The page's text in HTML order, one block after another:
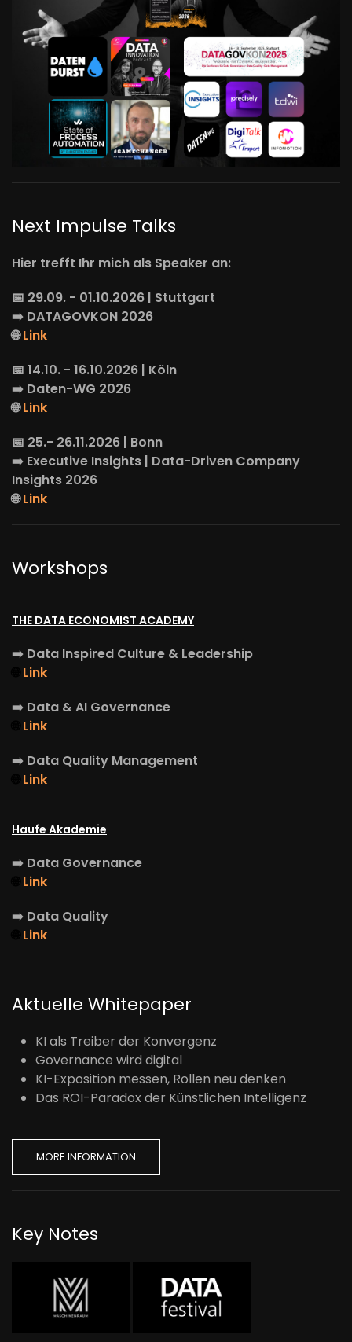
Next Impulse Talks
Hier trefft Ihr mich als Speaker an:
📅 29.09. - 01.10.2026 | Stuttgart
➡️ DATAGOVKON 2026
🌐Link
📅 14.10. - 16.10.2026 | Köln
➡️ Daten-WG 2026
🌐Link
📅 25.- 26.11.2026 | Bonn
➡️ Executive Insights | Data-Driven Company
Insights 2026
🌐Link
Workshops
THE DATA ECONOMIST ACADEMY
➡️ Data Inspired Culture & Leadership
Link
➡️ Data & AI Governance
Link
➡️ Data Quality Management
Link
Haufe Akademie
➡️ Data Governance
Link
➡️ Data Quality
Link
Aktuelle Whitepaper
KI als Treiber der Konvergenz
Governance wird digital
KI-Exposition messen, Rollen neu denken
Das ROI-Paradox der Künstlichen Intelligenz
MORE INFORMATION
Key Notes